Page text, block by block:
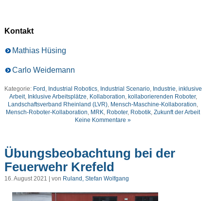
Kontakt
Mathias Hüsing
Carlo Weidemann
Kategorie: Ford , Industrial Robotics, Industrial Scenario, Industrie, inklusive
Arbeit, Inklusive Arbeitsplätze, Kollaboration, kollaborierenden Roboter,
Landschaftsverband Rheinland (LVR), Mensch-Maschine-Kollaboration,
Mensch-Roboter-Kollaboration, MRK, Roboter, Robotik,Zukunft der Arbeit
Keine Kommentare »
Übungsbeobachtung bei der
Feuerwehr Krefeld
16. August 2021 | von Ruland, Stefan Wolfgang